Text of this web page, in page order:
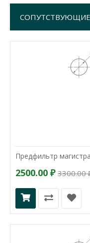
Предфильтр
2500.00 ₽ 3300.00